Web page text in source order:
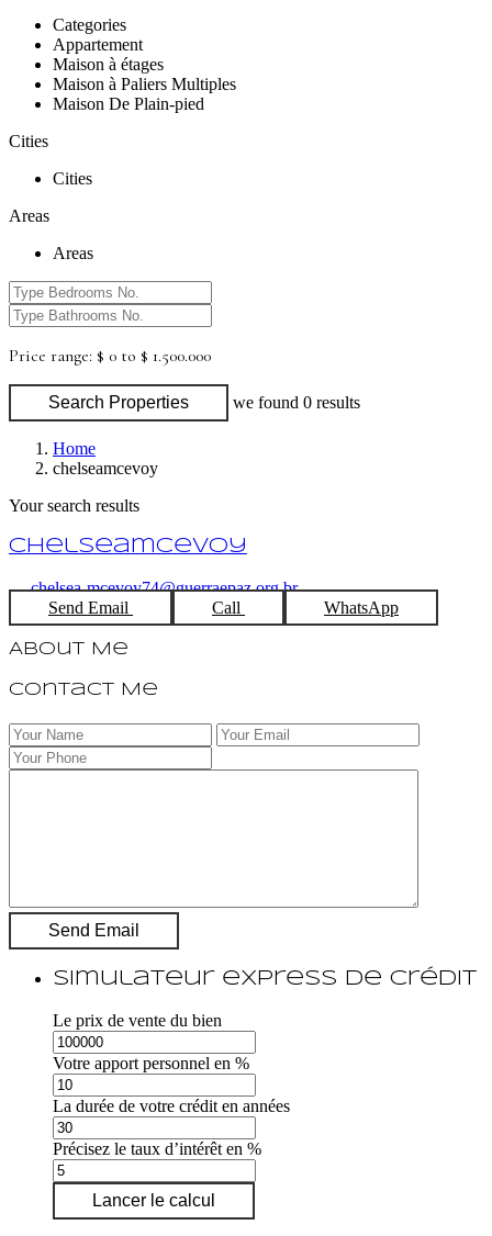
Categories
Appartement
Maison à étages
Maison à Paliers Multiples
Maison De Plain-pied
Cities
Cities
Areas
Areas
Price range: $ 0 to $ 1.500.000
Search Properties we found 0 results
Home
chelseamcevoy
Your search results
chelseamcevoy
chelsea-mcevoy74@guerraepaz.org.br
Send Email
Call WhatsApp
About Me
Contact Me
Simulateur express de crédit
Le prix de vente du bien
Votre apport personnel en %
La durée de votre crédit en années
Précisez le taux d’intérêt en %
Lancer le calcul